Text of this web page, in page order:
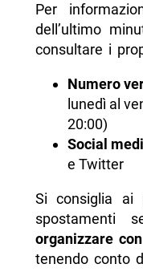
Per
dell’ultimo
consultare i
Numero
lunedì al
20:00)
Social
e Twitter
Si consiglia ai
spostamenti
organizzare
tenendo conto